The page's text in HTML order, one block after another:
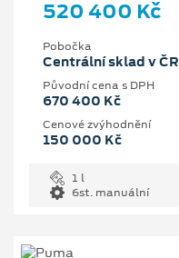
520 400 Kč
Pobočka
Centrální sklad v ČR
Původní cena s DPH
670 400 Kč
Cenové zvýhodnění
150 000 Kč
1 l
6st. manuální